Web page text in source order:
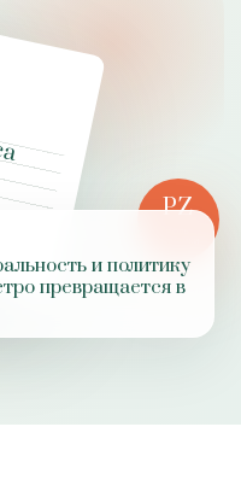
PZ
и политику
превращается в